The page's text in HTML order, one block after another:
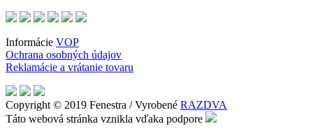
Informácie VOP
Ochrana osobných údajov
Reklamácie a vrátanie tovaru
Copyright © 2019 Fenestra / Vyrobené RAZDVA
Táto webová stránka vznikla vďaka podpore